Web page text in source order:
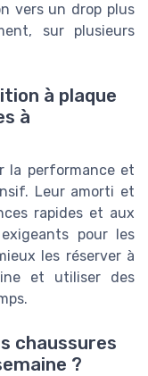
vers un drop plus
sur plusieurs
à plaque
à
la performance et
Leur amorti et
rapides et aux
pour les
les réserver à
et utiliser des
chaussures
?